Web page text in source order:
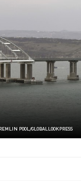
POOL/GLOBALLOOKPRESS